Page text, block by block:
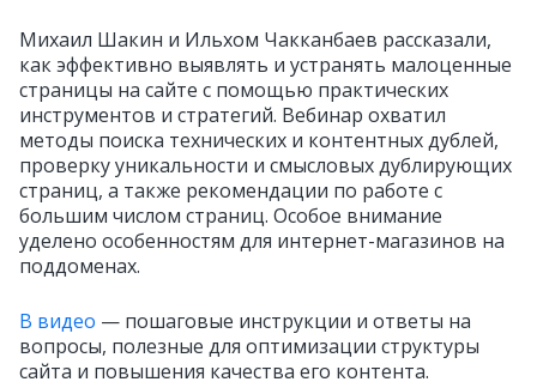
Михаил Шакин и Ильхом Чакканбаев рассказали,
как эффективно выявлять и устранять малоценные
страницы на сайте с помощью практических
инструментов и стратегий. Вебинар охватил
методы поиска технических и контентных дублей,
проверку уникальности и смысловых дублирующих
страниц, а также рекомендации по работе с
большим числом страниц. Особое внимание
уделено особенностям для интернет-магазинов на
поддоменах.
В видео — пошаговые инструкции и ответы на
вопросы, полезные для оптимизации структуры
сайта и повышения качества его контента.